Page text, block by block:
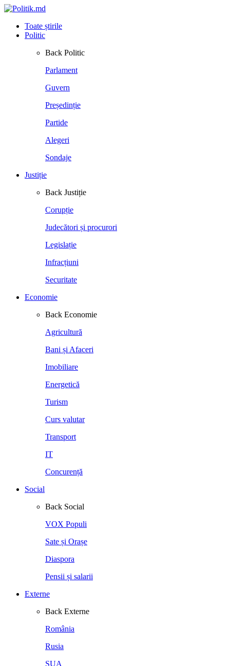
Toate știrile
Politic
Back Politic
Parlament
Guvern
Președinție
Partide
Alegeri
Sondaje
Justiție
Back Justiție
Corupție
Judecători și procurori
Legislație
Infracțiuni
Securitate
Economie
Back Economie
Agricultură
Bani și Afaceri
Imobiliare
Energetică
Turism
Curs valutar
Transport
IT
Concurență
Social
Back Social
VOX Populi
Sate și Orașe
Diaspora
Pensii și salarii
Externe
Back Externe
România
Rusia
SUA